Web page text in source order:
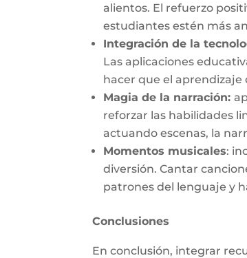
alientos. El refuerzo
estudiantes estén más
Integración de la
Las aplicaciones
hacer que el aprendizaje
Magia de la narración:
reforzar las habilidades
actuando escenas, la
Momentos musicales:
diversión. Cantar
patrones del lenguaje y
Conclusiones
En conclusión, integrar